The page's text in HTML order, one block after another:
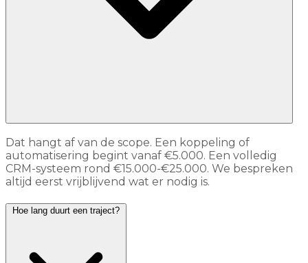
Dat hangt af van de scope. Een koppeling of
automatisering begint vanaf €5.000. Een volledig
CRM-systeem rond €15.000-€25.000. We bespreken
altijd eerst vrijblijvend wat er nodig is.
Hoe lang duurt een traject?